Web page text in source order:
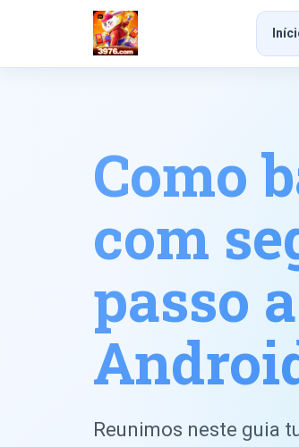
Como
com
passo
Reunimos neste guia